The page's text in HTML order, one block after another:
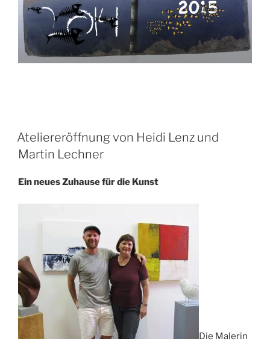
VERÖFFENTLICHT
AM
Ateliereröffnung von Heidi Lenz und
Martin Lechner
Ein neues Zuhause für die Kunst
Die Malerin